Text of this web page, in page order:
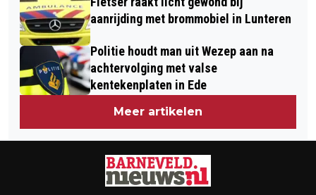
aanrijding met brommobiel in Lunteren
Politie houdt man uit Wezep aan na
achtervolging met valse
kentekenplaten in Ede
Meer artikelen